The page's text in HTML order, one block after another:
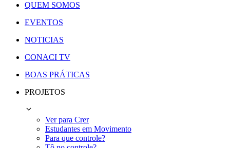
QUEM SOMOS
EVENTOS
NOTICIAS
CONACI TV
BOAS PRÁTICAS
PROJETOS
Ver para Crer
Estudantes em Movimento
Para que controle?